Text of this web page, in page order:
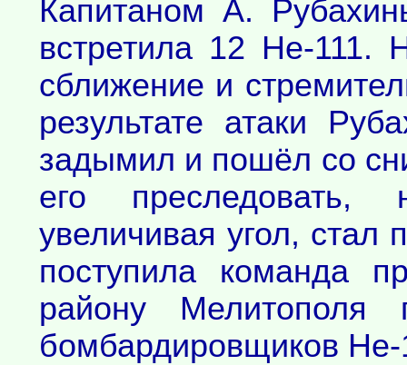
Капитаном А.
встретила 12 Не-111.
сближение и
результате атаки
задымил и пошёл со
его
увеличивая угол, стал
поступила команда
району
бомбардировщиков Не-